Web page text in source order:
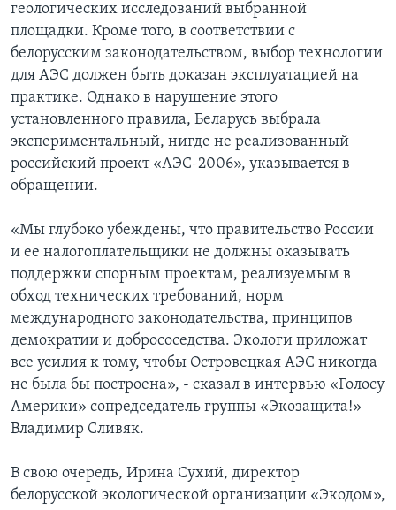
геологических исследований выбранной
площадки. Кроме того, в соответствии с
белорусским законодательством, выбор технологии
для АЭС должен быть доказан эксплуатацией на
практике. Однако в нарушение этого
установленного правила, Беларусь выбрала
экспериментальный, нигде не реализованный
российский проект «АЭС-2006», указывается в
обращении.
«Мы глубоко убеждены, что правительство России
и ее налогоплательщики не должны оказывать
поддержки спорным проектам, реализуемым в
обход технических требований, норм
международного законодательства, принципов
демократии и добрососедства. Экологи приложат
все усилия к тому, чтобы Островецкая АЭС никогда
не была бы построена», - сказал в интервью «Голосу
Америки» сопредседатель группы «Экозащита!»
Владимир Сливяк.
В свою очередь, Ирина Сухий, директор
белорусской экологической организации «Экодом»,